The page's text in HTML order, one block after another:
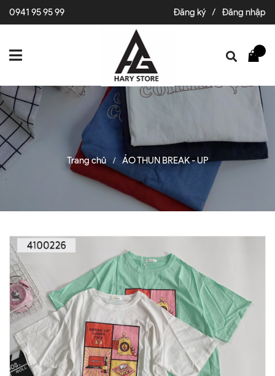
0941 95 95 99 Đăng ký / Đăng nhập
Trang chủ / ÁO THUN BREAK - UP